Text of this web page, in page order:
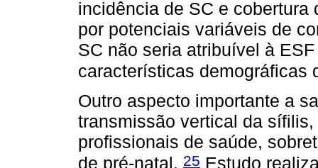
incidência de SC e
por potenciais variáveis de
SC não seria atribuível à
características demográficas
Outro aspecto importante a
transmissão vertical da
profissionais de saúde,
de pré-natal. 25 Estudo